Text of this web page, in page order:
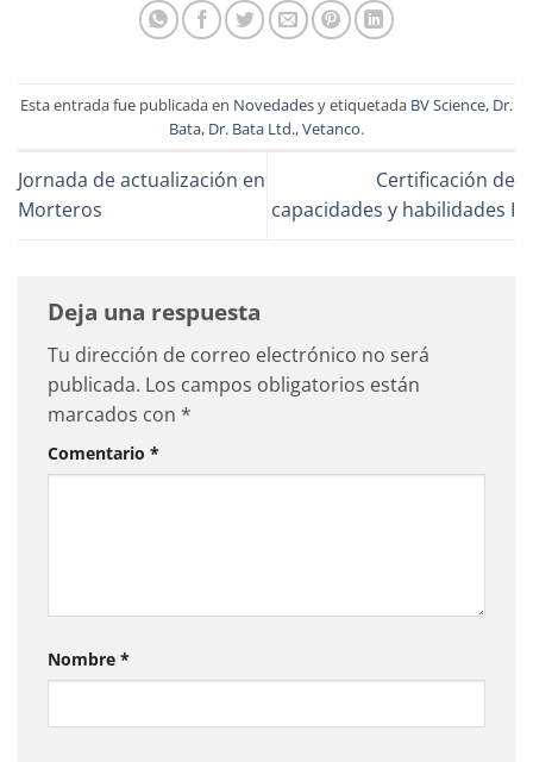
Esta entrada fue publicada en Novedadesy etiquetada BV Science, Dr.
Bata, Dr. Bata Ltd.,Vetanco.
Jornada de actualización en
Morteros
Certificación de
capacidades y habilidades I
Deja una respuesta
Tu dirección de correo electrónico no será
publicada. Los campos obligatorios están
marcados con *
Comentario *
Nombre *